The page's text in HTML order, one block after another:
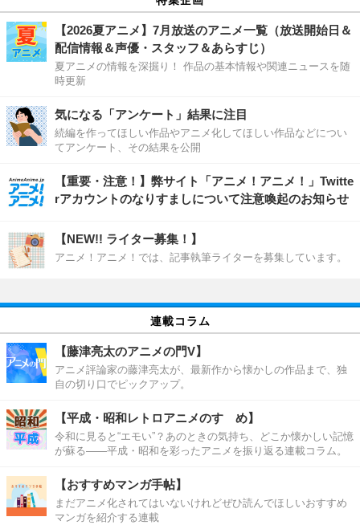
【2026夏アニメ】7月放送のアニメ一覧（放送開始日＆
配信情報＆声優・スタッフ＆あらすじ）
夏アニメの情報を深掘り！ 作品の基本情報や関連ニュースを随
時更新
気になる「アンケート」結果に注目
続編を作ってほしい作品やアニメ化してほしい作品などについ
てアンケート、その結果を公開
【重要・注意！】弊サイト「アニメ！アニメ！」Twitte
rアカウントのなりすましについて注意喚起のお知らせ
【NEW!! ライター募集！】
アニメ！アニメ！では、記事執筆ライターを募集しています。
連載コラム
【藤津亮太のアニメの門V】
アニメ評論家の藤津亮太が、最新作から懐かしの作品まで、独
自の切り口でピックアップ。
【平成・昭和レトロアニメのすゝめ】
令和に見ると“エモい”？あのときの気持ち、どこか懐かしい記憶
が蘇る――平成・昭和を彩ったアニメを振り返る連載コラム。
【おすすめマンガ手帖】
まだアニメ化されてはいないけれどぜひ読んでほしいおすすめ
マンガを紹介する連載